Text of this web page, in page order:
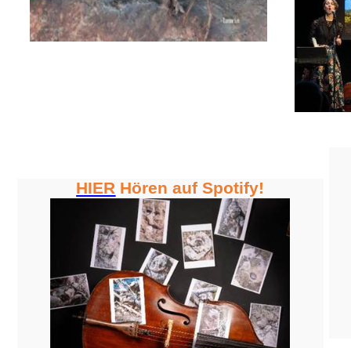
HIER Hören auf Spotify!